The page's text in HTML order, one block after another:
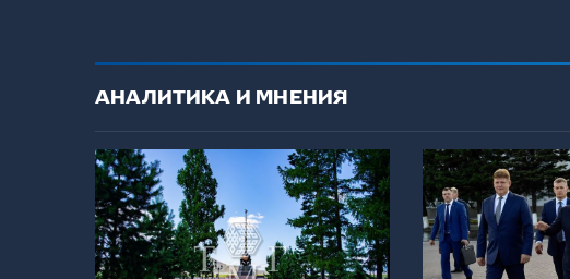
АНАЛИТИКА И МНЕНИЯ